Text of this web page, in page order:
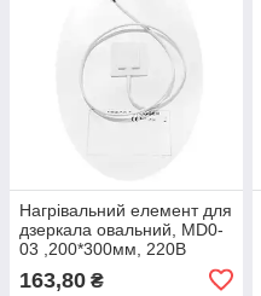
Нагрівальний елемент для
дзеркала овальний, MD0-
03 ,200*300мм, 220В
163,80 ₴